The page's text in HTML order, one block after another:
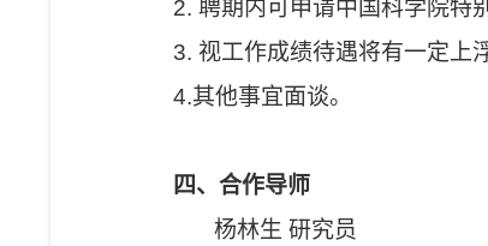
2. 聘期内可申请中国科学院特
3. 视工作成绩待遇将有一定上
4.其他事宜面谈。
四、合作导师
杨林生 研究员